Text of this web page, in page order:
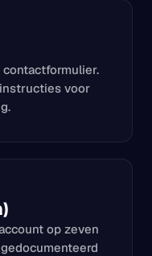
contactformulier.
voor
op zeven